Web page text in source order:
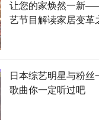
让您的家焕然一新
艺节目解读家居变革
日本综艺明星与粉丝
歌曲你一定听过吧